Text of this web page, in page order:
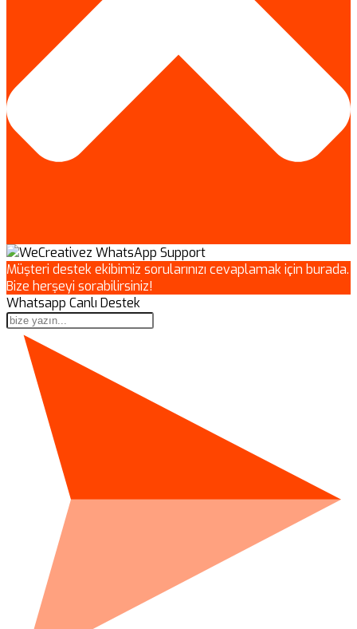
Müşteri destek ekibimiz sorularınızı cevaplamak için burada.
Bize herşeyi sorabilirsiniz!
Whatsapp Canlı Destek